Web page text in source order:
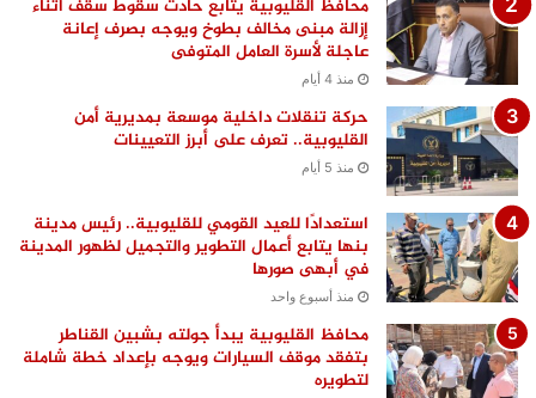
محافظ القليوبية يتابع حادث سقوط سقف أثناء
إزالة مبنى مخالف بطوخ ويوجه بصرف إعانة
عاجلة لأسرة العامل المتوفى
منذ 4 أيام
حركة تنقلات داخلية موسعة بمديرية أمن
القليوبية.. تعرف على أبرز التعيينات
منذ 5 أيام
استعدادًا للعيد القومي للقليوبية.. رئيس مدينة
بنها يتابع أعمال التطوير والتجميل لظهور المدينة
في أبهى صورها
منذ أسبوع واحد
محافظ القليوبية يبدأ جولته بشبين القناطر
بتفقد موقف السيارات ويوجه بإعداد خطة شاملة
لتطويره